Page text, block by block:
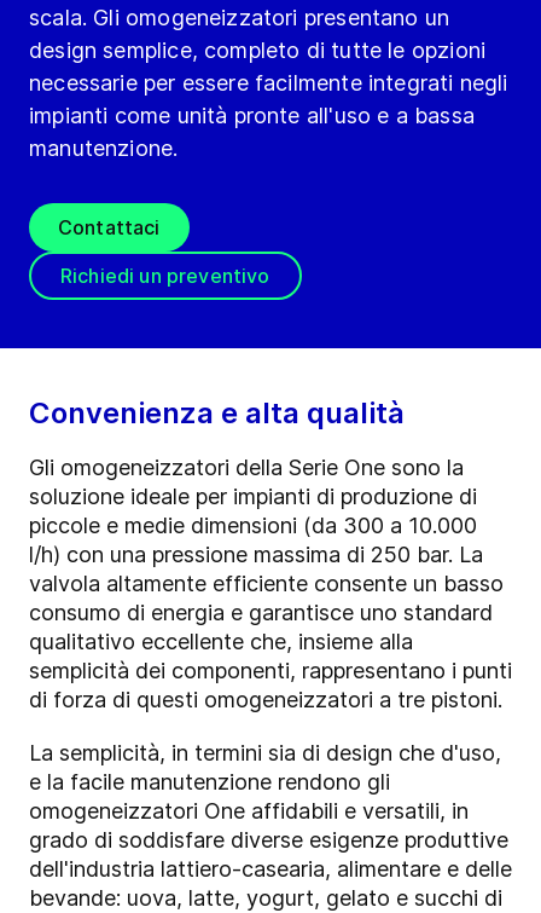
scala. Gli omogeneizzatori presentano un
design semplice, completo di tutte le opzioni
necessarie per essere facilmente integrati negli
impianti come unità pronte all'uso e a bassa
manutenzione.
Contattaci
Richiedi un preventivo
Convenienza e alta qualità
Gli omogeneizzatori della Serie One sono la
soluzione ideale per impianti di produzione di
piccole e medie dimensioni (da 300 a 10.000
l/h) con una pressione massima di 250 bar. La
valvola altamente efficiente consente un basso
consumo di energia e garantisce uno standard
qualitativo eccellente che, insieme alla
semplicità dei componenti, rappresentano i punti
di forza di questi omogeneizzatori a tre pistoni.
La semplicità, in termini sia di design che d'uso,
e la facile manutenzione rendono gli
omogeneizzatori One affidabili e versatili, in
grado di soddisfare diverse esigenze produttive
dell'industria lattiero-casearia, alimentare e delle
bevande: uova, latte, yogurt, gelato e succhi di